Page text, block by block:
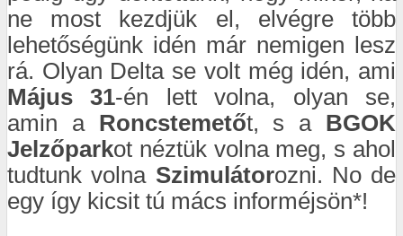
ne most kezdjük el, elvégre több
lehetőségünk idén már nemigen lesz
rá. Olyan Delta se volt még idén, ami
Május 31-én lett volna, olyan se,
amin a Roncstemetőt, s a BGOK
Jelzőparkot néztük volna meg, s ahol
tudtunk volna Szimulátorozni. No de
egy így kicsit tú mács informéjsön*!